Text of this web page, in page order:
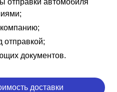
отправкой;
документов.
доставки